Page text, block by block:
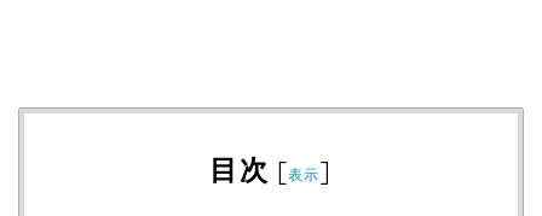
目次 [表示]